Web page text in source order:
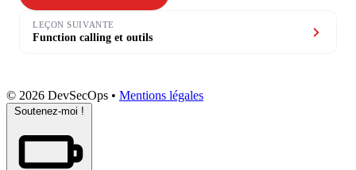
LEÇON SUIVANTE
Function calling et outils
© 2026 DevSecOps • Mentions légales
Soutenez-moi !